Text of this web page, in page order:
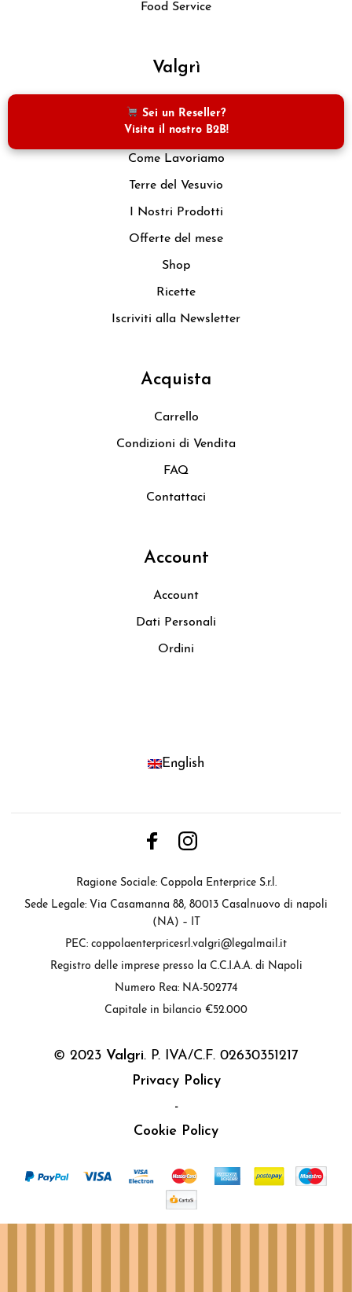
Food Service
Valgrì
Home
Chi siamo
Come Lavoriamo
Terre del Vesuvio
I Nostri Prodotti
Offerte del mese
Shop
Ricette
Iscriviti alla Newsletter
Acquista
Carrello
Condizioni di Vendita
FAQ
Contattaci
Account
Account
Dati Personali
Ordini
English
Ragione Sociale: Coppola Enterprice S.r.l.
Sede Legale: Via Casamanna 88, 80013 Casalnuovo di napoli
(NA) – IT
PEC: coppolaenterpricesrl.valgri@legalmail.it
Registro delle imprese presso la C.C.I.A.A. di Napoli
Numero Rea: NA-502774
Capitale in bilancio €52.000
© 2023 Valgri. P. IVA/C.F. 02630351217
Privacy Policy
-
Cookie Policy
Sei un Reseller?
Visita il nostro B2B!